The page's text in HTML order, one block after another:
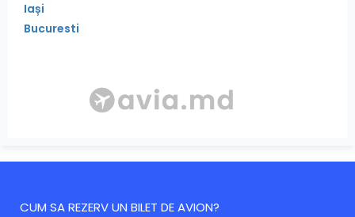
Iași
Bucuresti
CUM SA REZERV UN BILET DE AVION?